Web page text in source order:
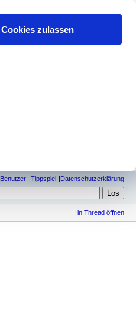
Cookies zulassen
Benutzer Tippspiel Datenschutzerklärung
in Thread öffnen